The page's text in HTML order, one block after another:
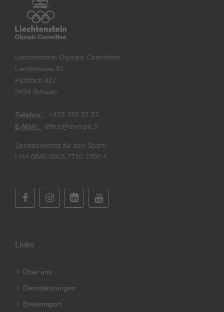
Liechtenstein Olympic Committee
Landstrasse 81
Postfach 427
9494 Schaan
Telefon: +423 232 37 57
E-Mail:
office@olympic.li
Spendenkonto für den Sport:
LI34 0880 0903 2710 1200 4
Links
Über uns
Dienstleistungen
Breitensport